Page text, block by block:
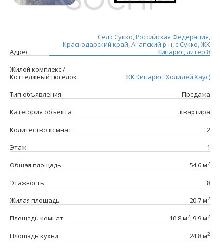
Адрес:
Село Сукко, Российская Федерация,
Краснодарский край, Анапский р-н, с.Сукко, ЖК
Кипарис, литер 8
Жилой комплекс /
Коттеджный посёлок
ЖК Кипарис (Холидей Хаус)
Тип объявления
Продажа
Категория объекта
квартира
Количество комнат
2
Этаж
1
Общая площадь
54.6 м2
Этажность
8
Жилая площадь
20.7 м2
Площадь комнат 10.8 м2, 9.9 м2
Площадь кухни 24.8 м2